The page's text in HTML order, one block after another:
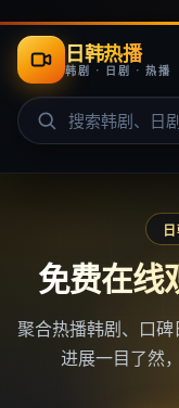
日韩热播
韩剧 · 日剧 · 热播
免费在线
聚合热播韩剧、口
进展一目了然